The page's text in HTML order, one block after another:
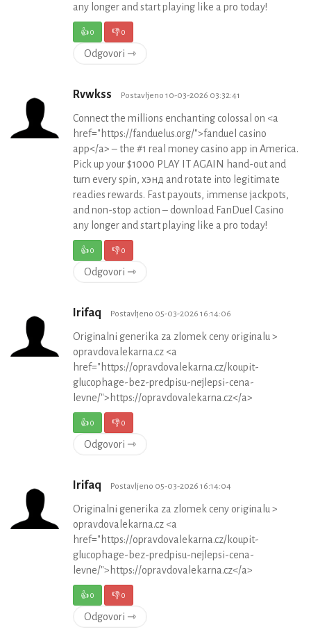
any longer and start playing like a pro today!
👍0 👎0
Odgovori ⇾
Rvwkss Postavljeno 10-03-2026 03:32:41
Connect the millions enchanting colossal on <a
href="https://fanduelus.org/">fanduel casino
app</a> – the #1 real money casino app in America.
Pick up your $1000 PLAY IT AGAIN hand-out and
turn every spin, хэнд and rotate into legitimate
readies rewards. Fast payouts, immense jackpots,
and non-stop action – download FanDuel Casino
any longer and start playing like a pro today!
👍0 👎0
Odgovori ⇾
Irifaq Postavljeno 05-03-2026 16:14:06
Originalni generika za zlomek ceny originalu >
opravdovalekarna.cz <a
href="https://opravdovalekarna.cz/koupit-
glucophage-bez-predpisu-nejlepsi-cena-
levne/">https://opravdovalekarna.cz</a>
👍0 👎0
Odgovori ⇾
Irifaq Postavljeno 05-03-2026 16:14:04
Originalni generika za zlomek ceny originalu >
opravdovalekarna.cz <a
href="https://opravdovalekarna.cz/koupit-
glucophage-bez-predpisu-nejlepsi-cena-
levne/">https://opravdovalekarna.cz</a>
👍0 👎0
Odgovori ⇾